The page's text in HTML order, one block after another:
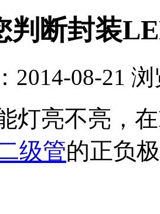
判断封装
2014-08-21
灯亮不亮，
级管的正负